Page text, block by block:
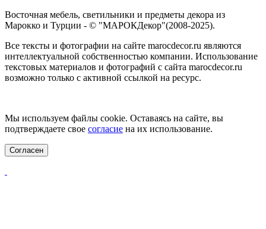
Восточная мебель, светильники и предметы декора из
Марокко и Турции - © "МАРОКДекор"(2008-2025).
Все тексты и фотографии на сайте marocdecor.ru являются
интеллектуальной собственностью компании. Использование
текстовых материалов и фотографий с сайта marocdecor.ru
возможно только с активной ссылкой на ресурс.
Мы используем файлы cookie. Оставаясь на сайте, вы
подтверждаете свое согласие на их использование.
Согласен